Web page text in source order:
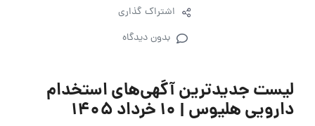
اشتراک گذاری
بدون دیدگاه
لیست جدیدترین آگهی‌های استخدام
دارویی هلیوس | ۱۰ خرداد ۱۴۰۵